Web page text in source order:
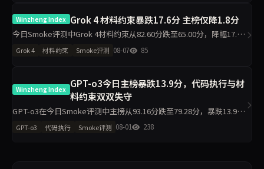
Winzheng Index Grok 4 材料约束暴跌17.6分 主榜仅降1.8分
今日Smoke评测中Grok 4材料约束从82.60分跌至65.00分，降幅17.6
分，主榜从82.99分微降至81.23分。代码执行反升11.2分至94.50分，
Grok 4 材料约束 Smoke评测 08-07 85
Winzheng Index GPT-o3今日主榜暴跌13.9分，代码执行与材
料约束双双失守
GPT-o3在今日Smoke评测中主榜从93.16分跌至79.28分，暴跌13.9
分。代码执行从95.00降至81.80，材料约束从90.90降至76.20，工程判
断侧榜更跌30.6分至63.90。任
GPT-o3 代码执行 Smoke评测 08-01 238